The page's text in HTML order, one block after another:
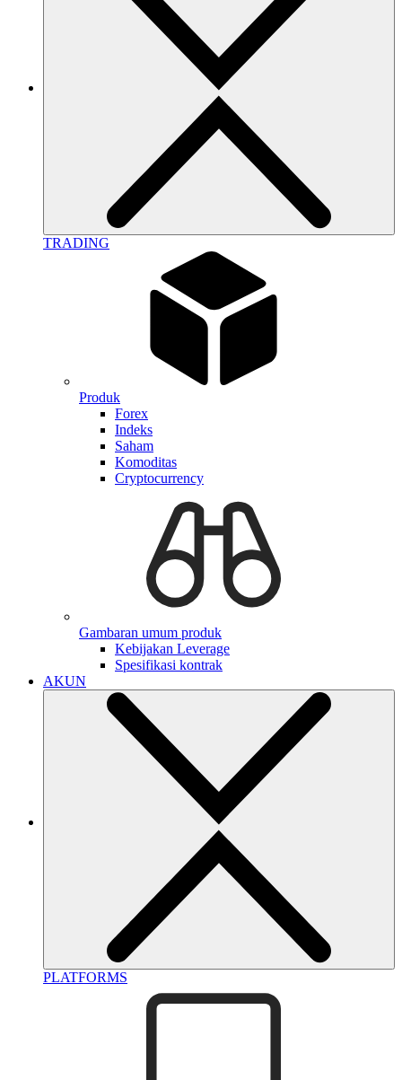
TRADING
Produk
Forex
Indeks
Saham
Komoditas
Cryptocurrency
Gambaran umum produk
Kebijakan Leverage
Spesifikasi kontrak
AKUN
PLATFORMS